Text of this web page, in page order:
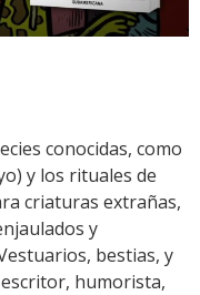
conocidas, como
y los rituales de
criaturas extrañas,
y
bestias, y
humorista,